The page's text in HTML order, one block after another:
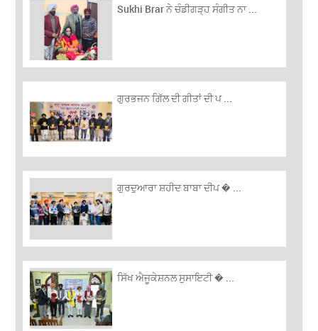
Sukhi Brar ਨੇ ਚੰਡੀਗੜ੍ਹ ਸੰਗੀਤ ਨਾ ...
ਗੁਰਭਜਨ ਗਿੱਲ ਦੀ ਗੀਤਾਂ ਦੀ ਪ ...
ਗੁਰਦੁਆਰਾ ਸ਼ਹੀਦ ਬਾਬਾ ਦੀਪ � ...
ਸਿੱਖ ਐਜੂਕੇਸ਼ਨਲ ਸੁਸਾਇਟੀ � ...